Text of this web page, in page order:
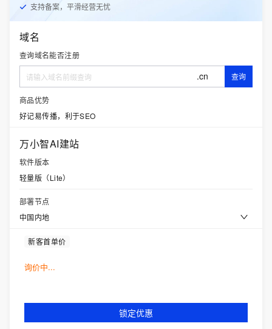
支持备案，平滑经营无忧
域名
查询域名能否注册
.cn 查询
商品优势
好记易传播，利于SEO
万小智AI建站
软件版本
轻量版（Lite）
部署节点
中国内地
新客首单价
询价中...
锁定优惠